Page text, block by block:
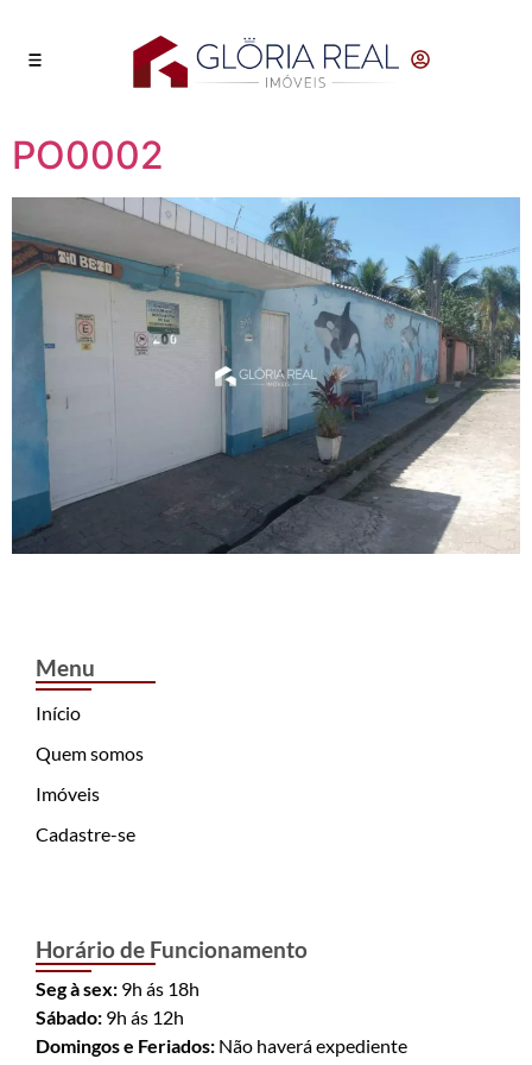
PO0002
Menu
Início
Quem somos
Imóveis
Cadastre-se
Horário de Funcionamento
Seg à sex: 9h ás 18h
Sábado: 9h ás 12h
Domingos e Feriados: Não haverá expediente